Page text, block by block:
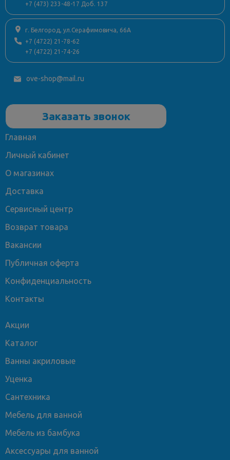
+7 (473) 233-48-17 Доб. 137
г. Белгород, ул.Серафимовича, 66А
+7 (4722) 21-78-62
+7 (4722) 21-74-26
ove-shop@mail.ru
Заказать звонок
Главная
Личный кабинет
О магазинах
Доставка
Сервисный центр
Возврат товара
Вакансии
Публичная оферта
Конфиденциальность
Контакты
Акции
Каталог
Ванны акриловые
Уценка
Сантехника
Мебель для ванной
Мебель из бамбука
Аксессуары для ванной